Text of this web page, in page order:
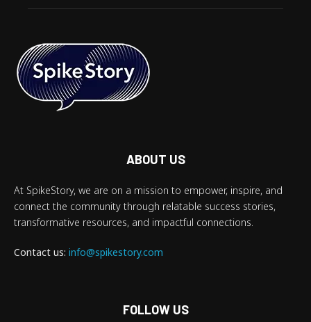
ABOUT US
At SpikeStory, we are on a mission to empower, inspire, and
connect the community through relatable success stories,
transformative resources, and impactful connections.
Contact us: info@spikestory.com
FOLLOW US